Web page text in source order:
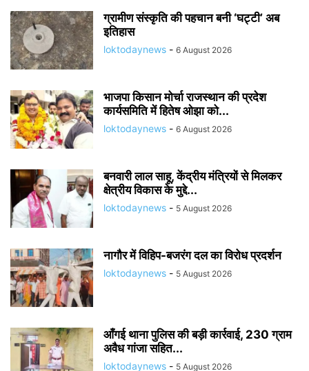
ग्रामीण संस्कृति की पहचान बनी ‘घट्टी’ अब
इतिहास
loktodaynews - 6 August 2026
भाजपा किसान मोर्चा राजस्थान की प्रदेश
कार्यसमिति में हितेष ओझा को...
loktodaynews - 6 August 2026
बनवारी लाल साहू, केंद्रीय मंत्रियों से मिलकर
क्षेत्रीय विकास के मुद्दे...
loktodaynews - 5 August 2026
नागौर में विहिप-बजरंग दल का विरोध प्रदर्शन
loktodaynews - 5 August 2026
आँगई थाना पुलिस की बड़ी कार्रवाई, 230 ग्राम
अवैध गांजा सहित...
loktodaynews - 5 August 2026